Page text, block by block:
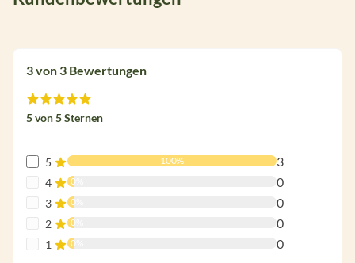
3 von 3 Bewertungen
Durchschnittliche Bewertung von 5 von 5 Sternen
5 von 5 Sternen
5 100% 3
4 0% 0
3 0% 0
2 0% 0
1 0% 0